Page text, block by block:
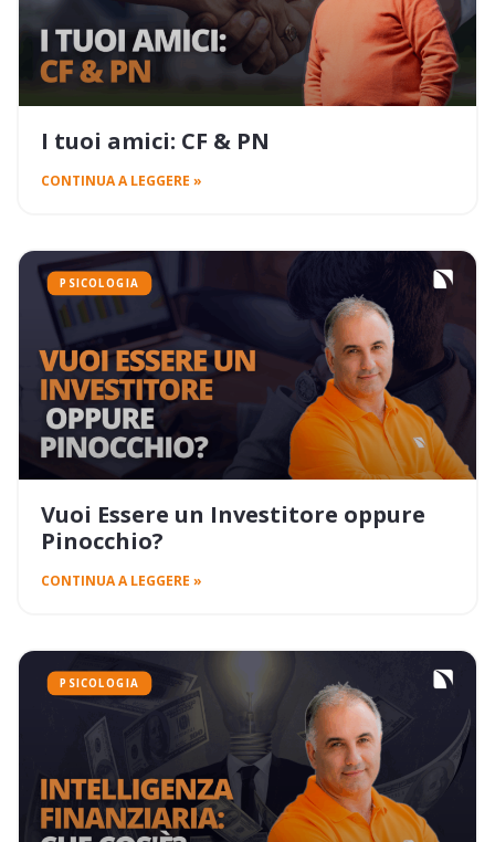
I tuoi amici: CF & PN
CONTINUA A LEGGERE »
PSICOLOGIA
Vuoi Essere un Investitore oppure
Pinocchio?
CONTINUA A LEGGERE »
PSICOLOGIA